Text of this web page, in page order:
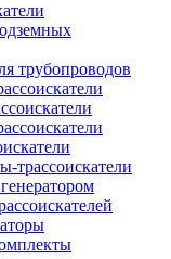
трубопроводов
трассоискатели